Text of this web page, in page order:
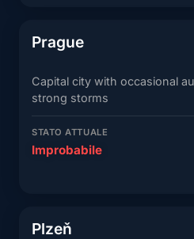
Prague
Capital city with occasional
strong storms
STATO ATTUALE
Improbabile
Plzeň